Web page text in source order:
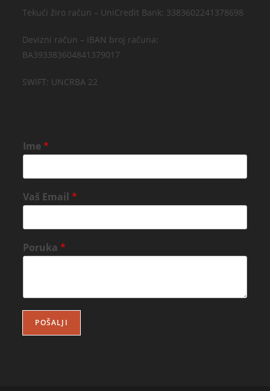
Tekući žiro račun – UniCredit Bank: 3383602241378698
Devizni račun – IBAN broj računa:
BA393383604841379017
SWIFT: UNCRBA 22
Ime*
Vaš Email*
Poruka*
POŠALJI